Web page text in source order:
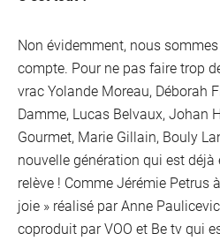
Non évidemment, nous
compte. Pour ne pas faire trop
vrac Yolande Moreau, Déborah
Damme, Lucas Belvaux, Johan
Gourmet, Marie Gillain, Bouly
nouvelle génération qui est déjà
relève ! Comme Jérémie Petrus
joie » réalisé par Anne
coproduit par VOO et Be tv qui